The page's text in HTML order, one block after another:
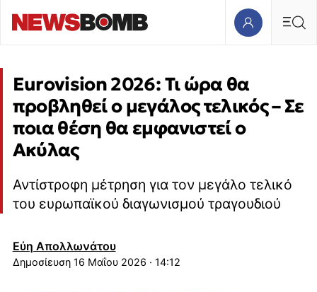
Eurovision 2026: Τι ώρα θα
προβληθεί ο μεγάλος τελικός – Σε
ποια θέση θα εμφανιστεί ο
Ακύλας
Αντίστροφη μέτρηση για τον μεγάλο τελικό
του ευρωπαϊκού διαγωνισμού τραγουδιού
Εύη Απολλωνάτου
16 Μαΐου 2026 · 14:12